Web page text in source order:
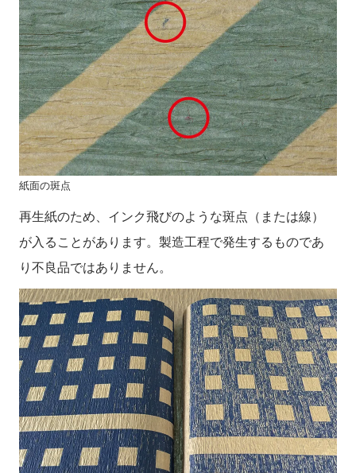
紙面の斑点
再生紙のため、インク飛びのような斑点（または線）
が入ることがあります。製造工程で発生するものであ
り不良品ではありません。